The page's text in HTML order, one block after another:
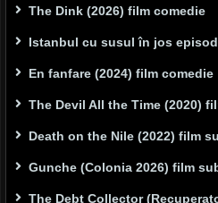
The Dink (2026) film comedie
Istanbul cu susul în jos
En fanfare (2024) film comedie
The Devil All the Time (2020)
Death on the Nile (2022) film
Gunche (Colonia 2026) film
The Debt Collector